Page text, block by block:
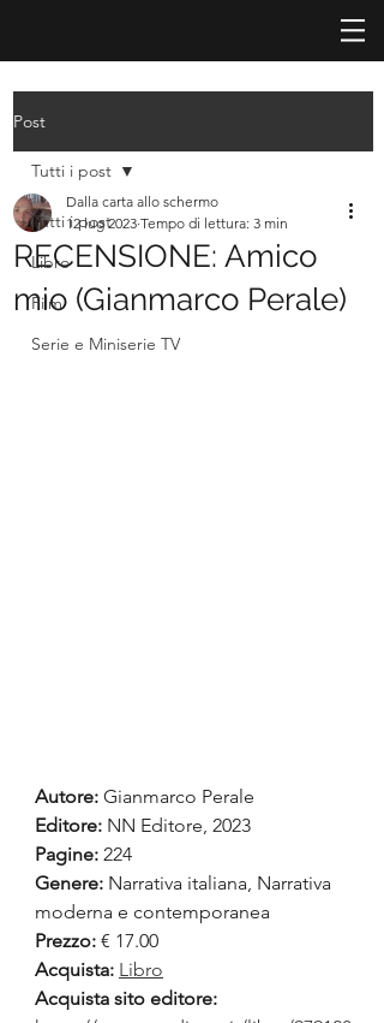
Post
Tutti i post
Libro
Film
Serie e Miniserie TV
Tutti i post
RECENSIONE: Amico
mio (Gianmarco Perale)
Dalla carta allo schermo
12 lug 2023 Tempo di lettura: 3 min
Autore: Gianmarco Perale
Editore: NN Editore, 2023
Pagine: 224
Genere: Narrativa italiana, Narrativa
moderna e contemporanea
Prezzo: € 17.00
Acquista: Libro
Acquista sito editore: